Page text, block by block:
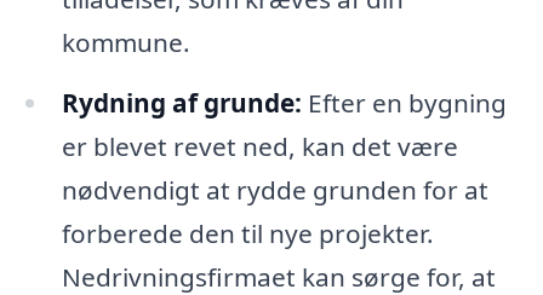
kommune.
Rydning af grunde: Efter en bygning
er blevet revet ned, kan det være
nødvendigt at rydde grunden for at
forberede den til nye projekter.
Nedrivningsfirmaet kan sørge for, at